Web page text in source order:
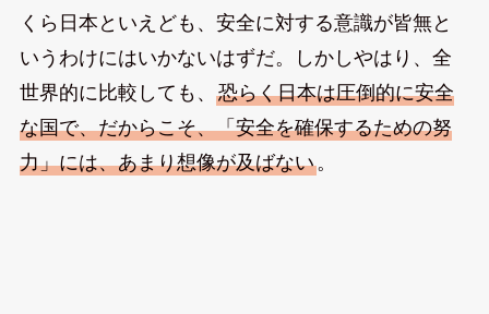
くら日本といえども、安全に対する意識が皆無と
いうわけにはいかないはずだ。しかしやはり、全
世界的に比較しても、 恐らく日本は圧倒的に安全
な国で、だからこそ、「安全を確保するための努
力」には、あまり想像が及ばない。